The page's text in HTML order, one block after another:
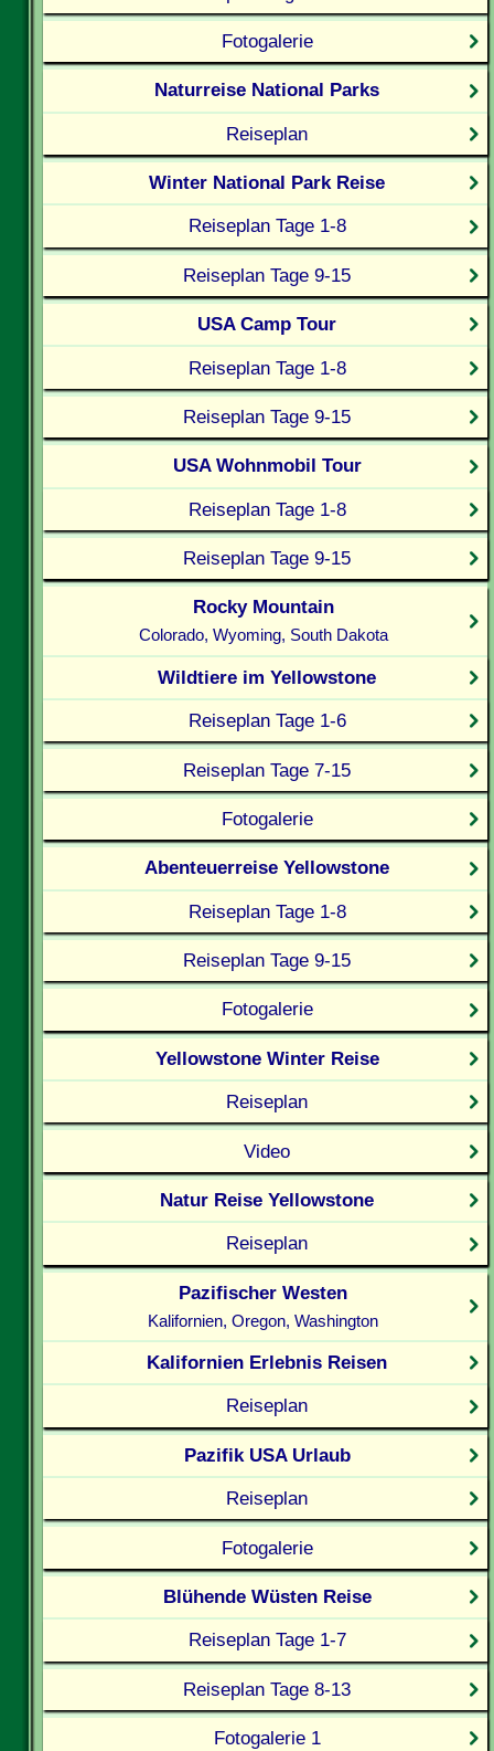
Fotogalerie
Naturreise National Parks
Reiseplan
Winter National Park Reise
Reiseplan Tage 1-8
Reiseplan Tage 9-15
USA Camp Tour
Reiseplan Tage 1-8
Reiseplan Tage 9-15
USA Wohnmobil Tour
Reiseplan Tage 1-8
Reiseplan Tage 9-15
Rocky Mountain
Colorado, Wyoming, South Dakota
Wildtiere im Yellowstone
Reiseplan Tage 1-6
Reiseplan Tage 7-15
Fotogalerie
Abenteuerreise Yellowstone
Reiseplan Tage 1-8
Reiseplan Tage 9-15
Fotogalerie
Yellowstone Winter Reise
Reiseplan
Video
Natur Reise Yellowstone
Reiseplan
Pazifischer Westen
Kalifornien, Oregon, Washington
Kalifornien Erlebnis Reisen
Reiseplan
Pazifik USA Urlaub
Reiseplan
Fotogalerie
Blühende Wüsten Reise
Reiseplan Tage 1-7
Reiseplan Tage 8-13
Fotogalerie 1